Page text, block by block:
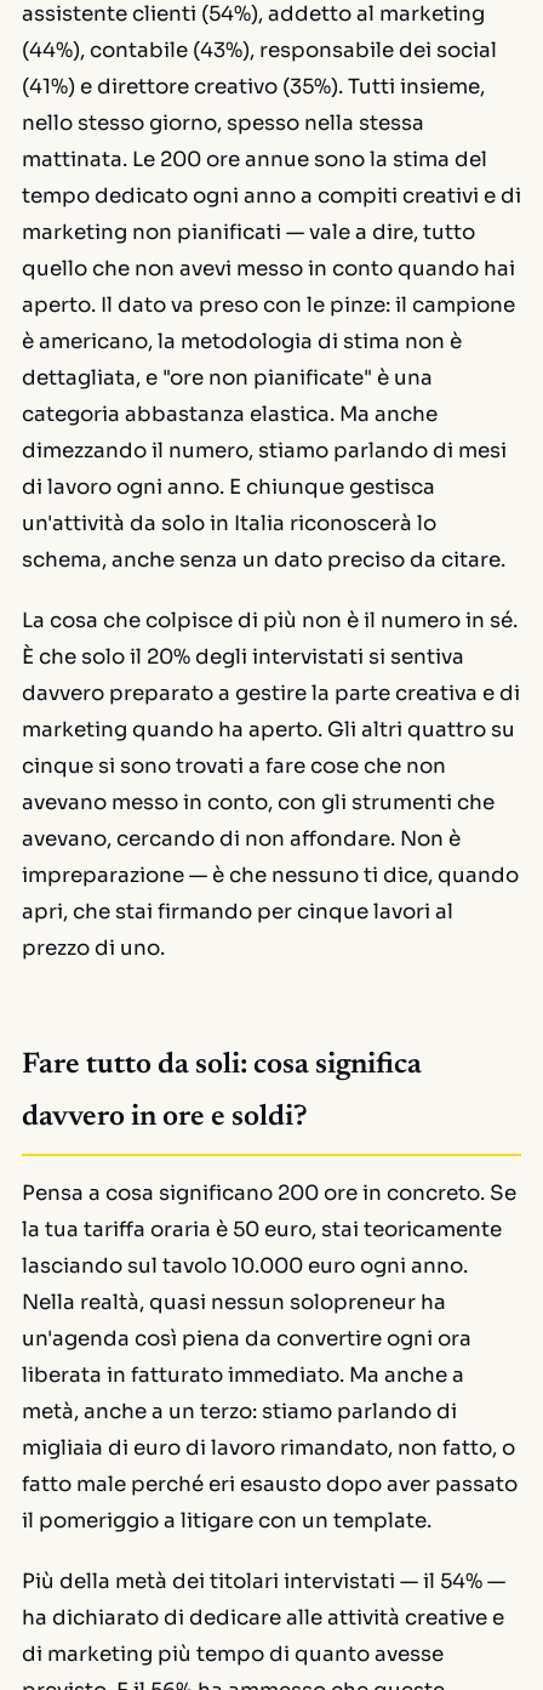
assistente clienti (54%), addetto al marketing
(44%), contabile (43%), responsabile dei social
(41%) e direttore creativo (35%). Tutti insieme,
nello stesso giorno, spesso nella stessa
mattinata. Le 200 ore annue sono la stima del
tempo dedicato ogni anno a compiti creativi e di
marketing non pianificati — vale a dire, tutto
quello che non avevi messo in conto quando hai
aperto. Il dato va preso con le pinze: il campione
è americano, la metodologia di stima non è
dettagliata, e "ore non pianificate" è una
categoria abbastanza elastica. Ma anche
dimezzando il numero, stiamo parlando di mesi
di lavoro ogni anno. E chiunque gestisca
un'attività da solo in Italia riconoscerà lo
schema, anche senza un dato preciso da citare.
La cosa che colpisce di più non è il numero in sé.
È che solo il 20% degli intervistati si sentiva
davvero preparato a gestire la parte creativa e di
marketing quando ha aperto. Gli altri quattro su
cinque si sono trovati a fare cose che non
avevano messo in conto, con gli strumenti che
avevano, cercando di non affondare. Non è
impreparazione — è che nessuno ti dice, quando
apri, che stai firmando per cinque lavori al
prezzo di uno.
Fare tutto da soli: cosa significa
davvero in ore e soldi?
Pensa a cosa significano 200 ore in concreto. Se
la tua tariffa oraria è 50 euro, stai teoricamente
lasciando sul tavolo 10.000 euro ogni anno.
Nella realtà, quasi nessun solopreneur ha
un'agenda così piena da convertire ogni ora
liberata in fatturato immediato. Ma anche a
metà, anche a un terzo: stiamo parlando di
migliaia di euro di lavoro rimandato, non fatto, o
fatto male perché eri esausto dopo aver passato
il pomeriggio a litigare con un template.
Più della metà dei titolari intervistati — il 54% —
ha dichiarato di dedicare alle attività creative e
di marketing più tempo di quanto avesse